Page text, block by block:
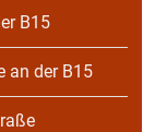
B15
an der B15